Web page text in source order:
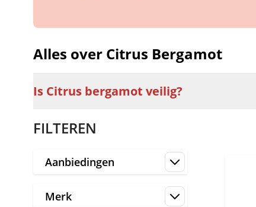
Alles over Citrus Bergamot
Is Citrus bergamot veilig?
FILTEREN
Aanbiedingen
Merk